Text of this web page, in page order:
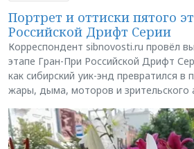
Портрет и оттиски пятого
Российской Дрифт Серии
Корреспондент sibnovosti.ru провёл
этапе Гран-При Российской Дрифт
как сибирский уик-энд превратился в
жары, дыма, моторов и зрительского